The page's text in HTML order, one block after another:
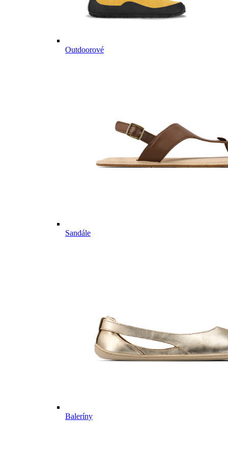
Outdoorové
Sandále
Baleríny